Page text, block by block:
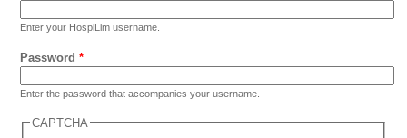
Enter your HospiLim username.
Password*
Enter the password that accompanies your username.
CAPTCHA